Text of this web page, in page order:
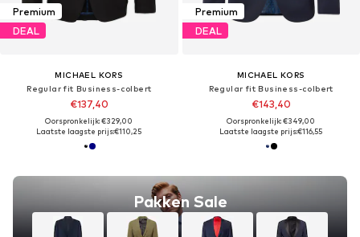
Premium
DEAL
MICHAEL KORS
Regular fit Business-colbert
€137,40
Oorspronkelijk: €329,00
Laatste laagste prijs:€110,25
Pakken Sale
Premium
DEAL
MICHAEL KORS
Regular fit Business-colbert
€143,40
Oorspronkelijk: €349,00
Laatste laagste prijs:€116,55